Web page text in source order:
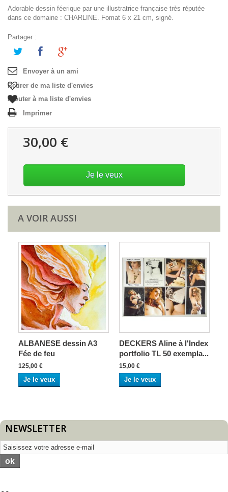
Adorable dessin féerique par une illustratrice française très réputée
dans ce domaine : CHARLINE. Fomat 6 x 21 cm, signé.
Partager :
Envoyer à un ami
Retirer de ma liste d'envies
Ajouter à ma liste d'envies
Imprimer
30,00 €
Je le veux
A VOIR AUSSI
ALBANESE dessin A3
Fée de feu
125,00 €
Je le veux
DECKERS Aline à l'Index
portfolio TL 50 exempla...
15,00 €
Je le veux
NEWSLETTER
ok